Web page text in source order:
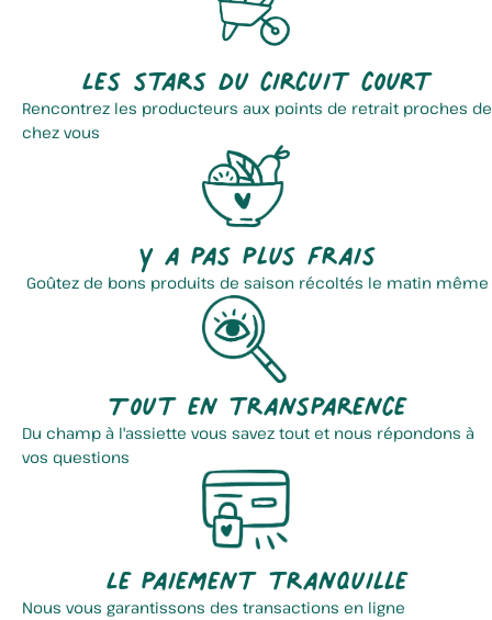
Les stars du circuit court
Rencontrez les producteurs aux points de retrait proches de
chez vous
Y a pas plus frais
Goûtez de bons produits de saison récoltés le matin même
Tout en transparence
Du champ à l'assiette vous savez tout et nous répondons à
vos questions
Le paiement tranquille
Nous vous garantissons des transactions en ligne